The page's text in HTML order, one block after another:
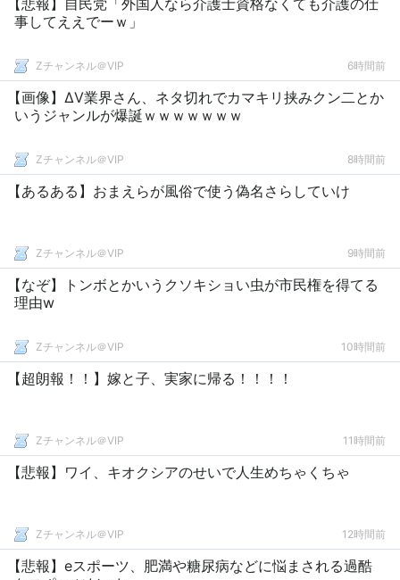
【悲報】自民党「外国人なら介護士資格なくても介護の仕
事してええでーｗ」
Zチャンネル＠VIP 6時間前
【画像】ΔV業界さん、ネタ切れでカマキリ挟みクン二とか
いうジャンルが爆誕ｗｗｗｗｗｗｗ
Zチャンネル＠VIP 8時間前
【あるある】おまえらが風俗で使う偽名さらしていけ
Zチャンネル＠VIP 9時間前
【なぞ】トンボとかいうクソキショい虫が市民権を得てる
理由w
Zチャンネル＠VIP 10時間前
【超朗報！！】嫁と子、実家に帰る！！！！
Zチャンネル＠VIP 11時間前
【悲報】ワイ、キオクシアのせいで人生めちゃくちゃ
Zチャンネル＠VIP 12時間前
【悲報】eスポーツ、肥満や糖尿病などに悩まされる過酷